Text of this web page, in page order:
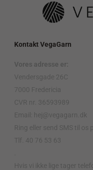
Kontakt VegaGarn
Vores adresse er:
Vendersgade 26C
7000 Fredericia
CVR nr. 36593989
Email: hej@vegagarn.dk
Ring eller send SMS til os
Tlf. 40 76 53 63
Hvis vi ikke lige tager